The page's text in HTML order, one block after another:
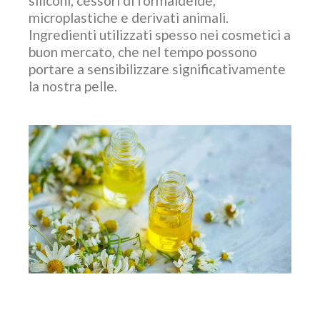
microplastiche e derivati animali.
Ingredienti utilizzati spesso nei cosmetici a
buon mercato, che nel tempo possono
portare a sensibilizzare significativamente
la nostra pelle.